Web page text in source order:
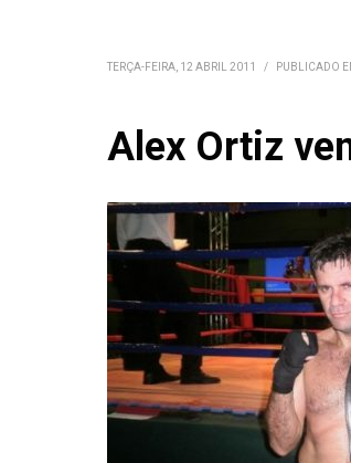
TERÇA-FEIRA, 12 ABRIL 2011 / PUBLICADO
Alex Ortiz